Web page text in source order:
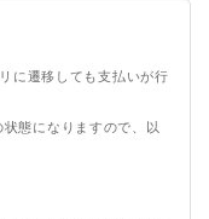
に遷移しても支払いが行
状態になりますので、以